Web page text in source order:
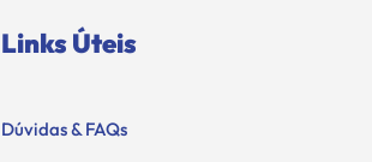
Links Úteis
Dúvidas & FAQs